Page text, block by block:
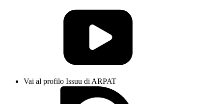
Vai al profilo Issuu di ARPAT